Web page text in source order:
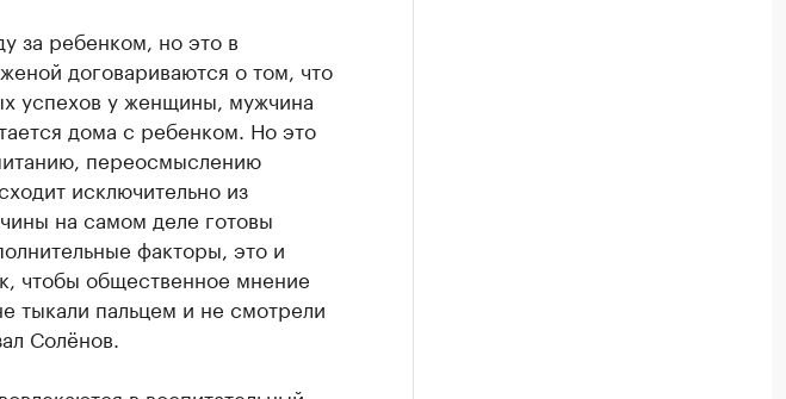
за ребенком, но это в
договариваются о том, что
успехов у женщины, мужчина
дома с ребенком. Но это
переосмыслению
исключительно из
на самом деле готовы
факторы, это и
чтобы общественное мнение
тыкали пальцем и не смотрели
Солёнов.